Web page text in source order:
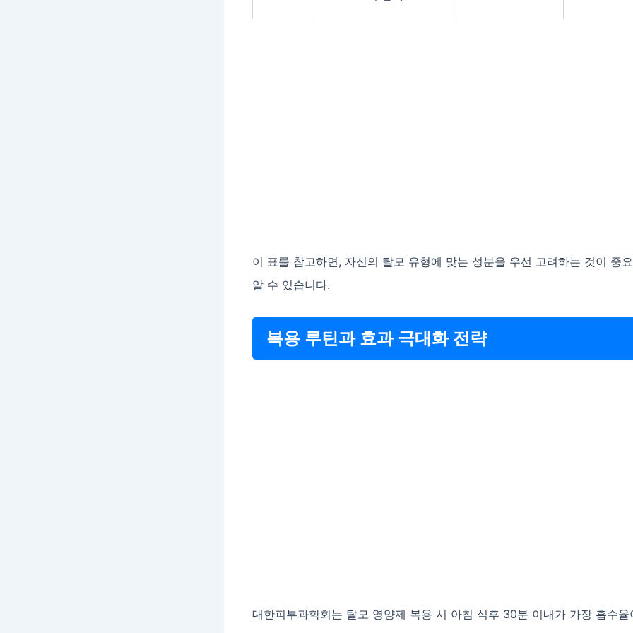
이 표를 참고하면, 자신의 탈모 유형에 맞는 성분을 우선 고려하는 것이 중
알 수 있습니다.
복용 루틴과 효과 극대화 전략
대한피부과학회는 탈모 영양제 복용 시 아침 식후 30분 이내가 가장 흡수율